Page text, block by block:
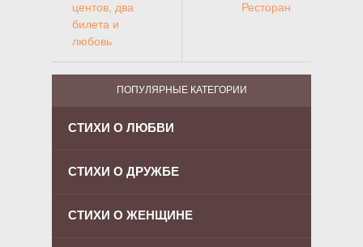
центов, два
билета и
любовь
Ресторан
ПОПУЛЯРНЫЕ КАТЕГОРИИ
СТИХИ О ЛЮБВИ
СТИХИ О ДРУЖБЕ
СТИХИ О ЖЕНЩИНЕ